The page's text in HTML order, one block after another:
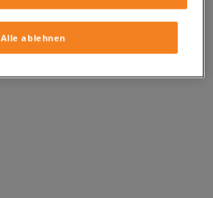
Alle ablehnen